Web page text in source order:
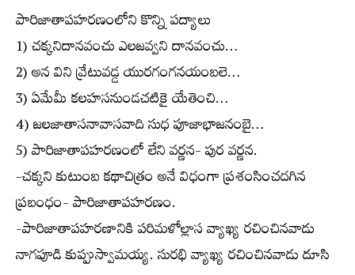
పారిజాతాపహరణంలోని కొన్ని పద్యాలు
1) చక్కనిదానవంచు ఎలజవ్వని దానవంచు…
2) అన విని వ్రేటువడ్డ యురగంగనయంబలె…
3) ఏమేమీ కలహసనుండచటికై యేతెంచి…
4) జలజాతాసనావాసవాది సుధ పూజాభాజనంబై…
5) పారిజాతాపహరణంలో లేని వర్ణన- పుర వర్ణన.
-చక్కని కుటుంబ కథాచిత్రం అనే విధంగా ప్రశంసించదగిన
ప్రబంధం- పారిజాతాపహరణం.
-పారిజాతాపహరణానికి పరిమళోల్లాస వ్యాఖ్య రచించినవాడు
నాగపూడి కుప్పుస్వామయ్య. సురభి వ్యాఖ్య రచించినవాడు దూసి